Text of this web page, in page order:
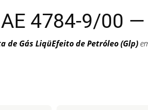
4784-9/00
de Gás LiqüEfeito de Petróleo (Glp)